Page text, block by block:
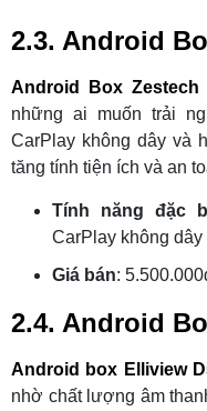
2.3. Android
Android Box Zestech
những ai muốn trải
CarPlay không dây và
tăng tính tiện ích và an
Tính năng đặc
CarPlay không dây
Giá bán:
2.4. Android
Android box Elliview
nhờ chất lượng âm